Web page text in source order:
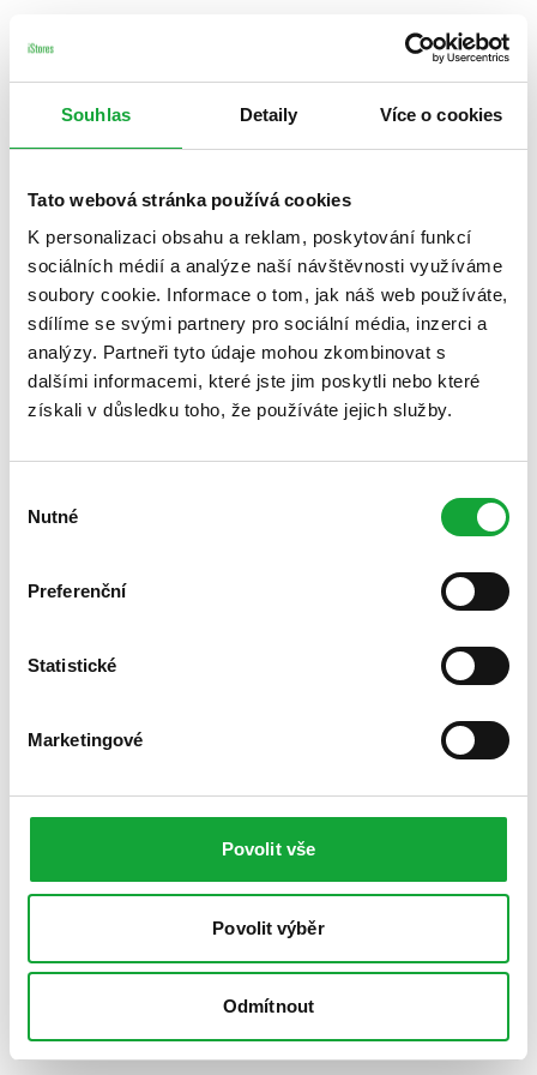
Souhlas Detaily Více o cookies
Tato webová stránka používá cookies
K personalizaci obsahu a reklam, poskytování funkcí
sociálních médií a analýze naší návštěvnosti využíváme
soubory cookie. Informace o tom, jak náš web používáte,
sdílíme se svými partnery pro sociální média, inzerci a
analýzy. Partneři tyto údaje mohou zkombinovat s
dalšími informacemi, které jste jim poskytli nebo které
získali v důsledku toho, že používáte jejich služby.
souhlasu
Nutné
Preferenční
Statistické
Marketingové
Povolit vše
Povolit výběr
Odmítnout